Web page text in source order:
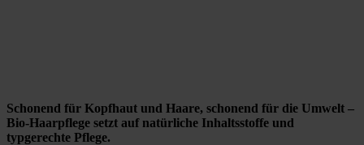
Schonend für Kopfhaut und Haare, schonend für die Umwelt –
Bio-Haarpflege setzt auf natürliche Inhaltsstoffe und
typgerechte Pflege.